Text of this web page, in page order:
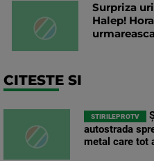
Surpriza
Halep!
CITESTE SI
STIRILEPROTV
autostrada
metal care tot